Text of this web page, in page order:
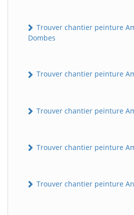
Trouver chantier peinture
Dombes
Trouver chantier peinture
Trouver chantier peinture
Trouver chantier peinture
Trouver chantier peinture